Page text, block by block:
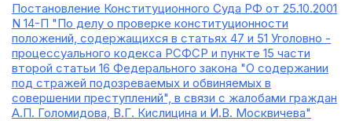
Постановление Конституционного Суда РФ от 25.10.2001
N 14-П "По делу о проверке конституционности
положений, содержащихся в статьях 47 и 51 Уголовно -
процессуального кодекса РСФСР и пункте 15 части
второй статьи 16 Федерального закона "О содержании
под стражей подозреваемых и обвиняемых в
совершении преступлений", в связи с жалобами граждан
А.П. Голомидова, В.Г. Кислицина и И.В. Москвичева"